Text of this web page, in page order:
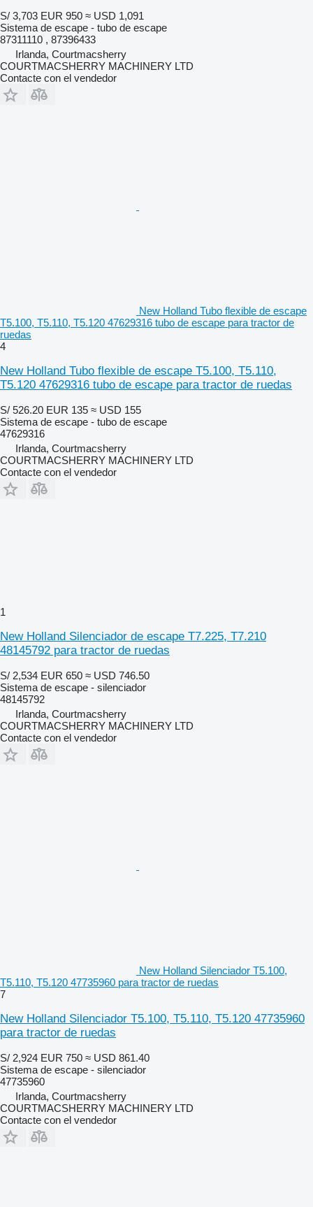
S/ 3,703 EUR 950 ≈ USD 1,091
Sistema de escape - tubo de escape
87311110 , 87396433
Irlanda, Courtmacsherry
COURTMACSHERRY MACHINERY LTD
Contacte con el vendedor
New Holland Tubo flexible de escape
T5.100, T5.110, T5.120 47629316 tubo de escape para tractor de
ruedas
4
New Holland Tubo flexible de escape T5.100, T5.110,
T5.120 47629316 tubo de escape para tractor de ruedas
S/ 526.20 EUR 135 ≈ USD 155
Sistema de escape - tubo de escape
47629316
Irlanda, Courtmacsherry
COURTMACSHERRY MACHINERY LTD
Contacte con el vendedor
1
New Holland Silenciador de escape T7.225, T7.210
48145792 para tractor de ruedas
S/ 2,534 EUR 650 ≈ USD 746.50
Sistema de escape - silenciador
48145792
Irlanda, Courtmacsherry
COURTMACSHERRY MACHINERY LTD
Contacte con el vendedor
New Holland Silenciador T5.100,
T5.110, T5.120 47735960 para tractor de ruedas
7
New Holland Silenciador T5.100, T5.110, T5.120 47735960
para tractor de ruedas
S/ 2,924 EUR 750 ≈ USD 861.40
Sistema de escape - silenciador
47735960
Irlanda, Courtmacsherry
COURTMACSHERRY MACHINERY LTD
Contacte con el vendedor